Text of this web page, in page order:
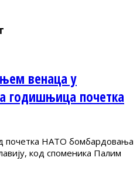
венаца у
годишњица почетка
НАТО бомбардовања
код споменика Палим